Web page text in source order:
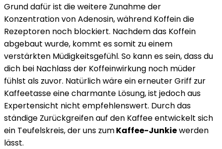
Grund dafür ist die weitere Zunahme der
Konzentration von Adenosin, während Koffein die
Rezeptoren noch blockiert. Nachdem das Koffein
abgebaut wurde, kommt es somit zu einem
verstärkten Müdigkeitsgefühl. So kann es sein, dass du
dich bei Nachlass der Koffeinwirkung noch müder
fühlst als zuvor. Natürlich wäre ein erneuter Griff zur
Kaffeetasse eine charmante Lösung, ist jedoch aus
Expertensicht nicht empfehlenswert. Durch das
ständige Zurückgreifen auf den Kaffee entwickelt sich
ein Teufelskreis, der uns zumKaffee-Junkiewerden
lässt.